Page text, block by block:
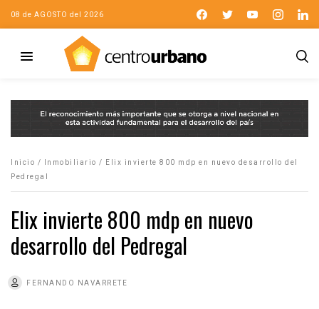
08 de AGOSTO del 2026
Inicio / Inmobiliario /
Elix invierte 800 mdp en nuevo desarrollo del
Pedregal
Elix invierte 800 mdp en nuevo
desarrollo del Pedregal
FERNANDO NAVARRETE